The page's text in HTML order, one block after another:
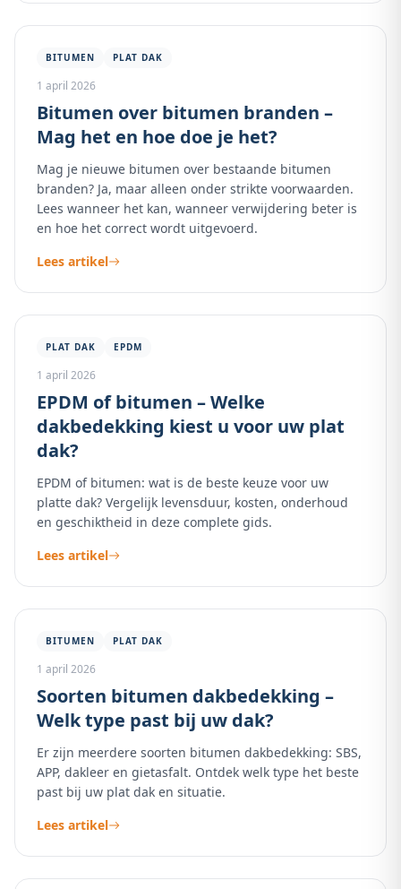
BITUMEN PLAT DAK
1 april 2026
Bitumen over bitumen branden –
Mag het en hoe doe je het?
Mag je nieuwe bitumen over bestaande bitumen
branden? Ja, maar alleen onder strikte voorwaarden.
Lees wanneer het kan, wanneer verwijdering beter is
en hoe het correct wordt uitgevoerd.
Lees artikel
PLAT DAK EPDM
1 april 2026
EPDM of bitumen – Welke
dakbedekking kiest u voor uw plat
dak?
EPDM of bitumen: wat is de beste keuze voor uw
platte dak? Vergelijk levensduur, kosten, onderhoud
en geschiktheid in deze complete gids.
Lees artikel
BITUMEN PLAT DAK
1 april 2026
Soorten bitumen dakbedekking –
Welk type past bij uw dak?
Er zijn meerdere soorten bitumen dakbedekking: SBS,
APP, dakleer en gietasfalt. Ontdek welk type het beste
past bij uw plat dak en situatie.
Lees artikel